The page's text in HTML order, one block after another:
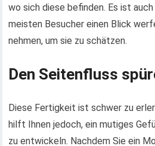
wo sich diese befinden. Es ist
meisten Besucher einen Blick
nehmen, um sie zu schätzen.
Den Seitenfluss
Diese Fertigkeit ist schwer zu
hilft Ihnen jedoch, ein mutiges
zu entwickeln. Nachdem Sie ein